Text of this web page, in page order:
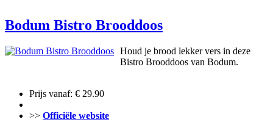
Bodum Bistro Brooddoos
Houd je brood lekker vers in deze
Bistro Brooddoos van Bodum.
Prijs vanaf: € 29.90
>> Officiële website